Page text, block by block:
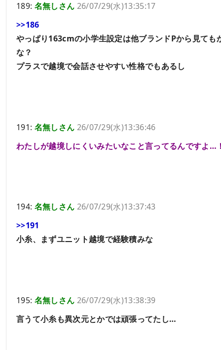
189: 名無しさん 26/07/29(水)13:35:17
>>186
やっぱり163cmの小学生設定は他ブランドPから見ても
な？
プラスで越境で会話させやすい性格でもあるし
191: 名無しさん 26/07/29(水)13:36:46
わたしが越境しにくいみたいなこと言ってるんですよ…
194: 名無しさん 26/07/29(水)13:37:43
>>191
小糸、まずユニット越境で経験積みな
195: 名無しさん 26/07/29(水)13:38:39
言うて小糸も異次元とかでは頑張ってたし…